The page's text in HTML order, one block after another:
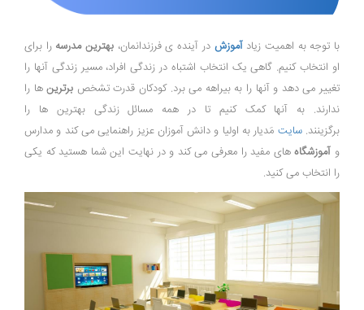
با توجه به اهمیت زیادآموزش در آینده ی فرزندانمان، بهترین مدرسه را برای
او انتخاب کنیم. گاهی یک انتخاب اشتباه در زندگی افراد، مسیر زندگی آنها را
تغییر می دهد و آنها را به بیراهه می برد. کودکان قدرت تشخص برترینها را
ندارند. به آنها کمک کنیم تا در همه مسائل زندگی بهترین ها را
برگزینند.سایت مَدیار به اولیا و دانش آموزان عزیز راهنمایی می کند و مدارس
و آموزشگاههای مفید را معرفی می کند و در نهایت این شما هستید که یکی
را انتخاب می کنید.